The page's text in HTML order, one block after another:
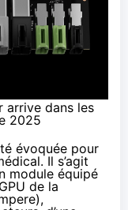
arrive dans les
2025
évoquée pour
Il s’agit
module équipé
de la